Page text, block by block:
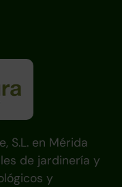
S.L. en Mérida
de jardinería y
y